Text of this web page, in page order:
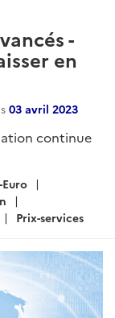
-
en
03 avril 2023
continue
Prix-services